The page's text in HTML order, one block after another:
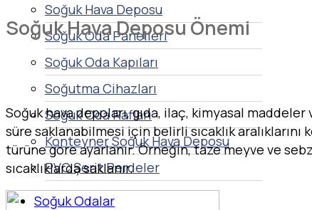
Soğuk Hava Deposu
Soğuk Oda Panelleri
Soğuk Oda Kapıları
Soğutma Cihazları
Soğuk Oda Rafları
Konteyner Soğuk Hava Deposu
PVC Şerit Perdeler
Soğuk Odalar
Soğuk Hava Deposu Önemi
Soğuk hava depoları, gıda, ilaç, kimyasal
süre saklanabilmesi için belirli sıcaklık aralıklarını
türüne göre ayarlanır. Örneğin, taze meyve ve
sıcaklıklarda saklanır.